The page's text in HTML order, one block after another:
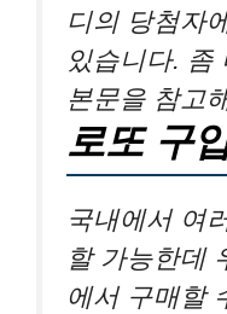
디의 당첨자
있습니다. 좀
본문을 참고
로또 구
국내에서 여
할 가능한데
에서 구매할